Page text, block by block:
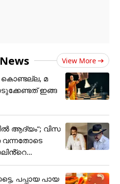
View More
മ
ഇങ്ങ
ആദ്യം”; വിസ
വന്നതോടെ
പപ്പായ പായ